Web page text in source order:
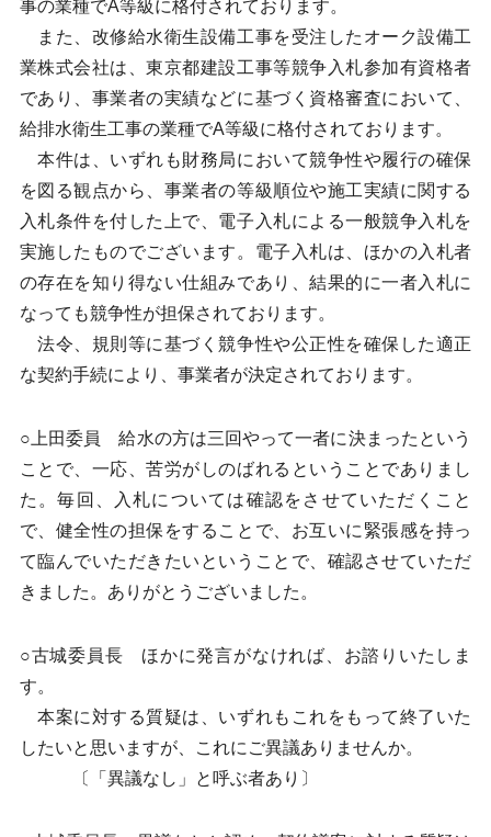
事の業種でA等級に格付されております。
また、改修給水衛生設備工事を受注したオーク設備工
業株式会社は、東京都建設工事等競争入札参加有資格者
であり、事業者の実績などに基づく資格審査において、
給排水衛生工事の業種でA等級に格付されております。
本件は、いずれも財務局において競争性や履行の確保
を図る観点から、事業者の等級順位や施工実績に関する
入札条件を付した上で、電子入札による一般競争入札を
実施したものでございます。電子入札は、ほかの入札者
の存在を知り得ない仕組みであり、結果的に一者入札に
なっても競争性が担保されております。
法令、規則等に基づく競争性や公正性を確保した適正
な契約手続により、事業者が決定されております。
○上田委員 給水の方は三回やって一者に決まったという
ことで、一応、苦労がしのばれるということでありまし
た。毎回、入札については確認をさせていただくこと
で、健全性の担保をすることで、お互いに緊張感を持っ
て臨んでいただきたいということで、確認させていただ
きました。ありがとうございました。
○古城委員長 ほかに発言がなければ、お諮りいたしま
す。
本案に対する質疑は、いずれもこれをもって終了いた
したいと思いますが、これにご異議ありませんか。
〔「異議なし」と呼ぶ者あり〕